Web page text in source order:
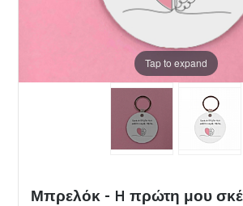
Tap to expand
Μπρελόκ - H πρώτη μου